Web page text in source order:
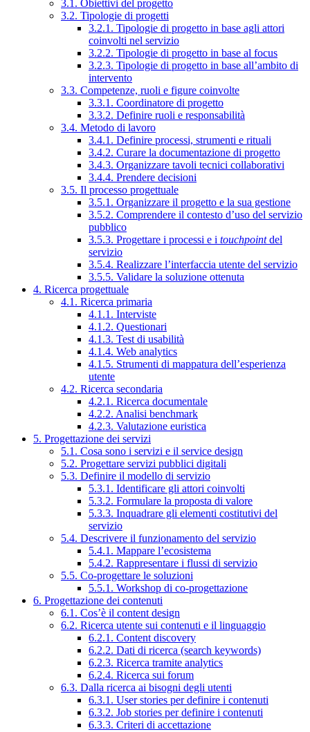
3.1. Obiettivi del progetto
3.2. Tipologie di progetti
3.2.1. Tipologie di progetto in base agli attori
coinvolti nel servizio
3.2.2. Tipologie di progetto in base al focus
3.2.3. Tipologie di progetto in base all’ambito di
intervento
3.3. Competenze, ruoli e figure coinvolte
3.3.1. Coordinatore di progetto
3.3.2. Definire ruoli e responsabilità
3.4. Metodo di lavoro
3.4.1. Definire processi, strumenti e rituali
3.4.2. Curare la documentazione di progetto
3.4.3. Organizzare tavoli tecnici collaborativi
3.4.4. Prendere decisioni
3.5. Il processo progettuale
3.5.1. Organizzare il progetto e la sua gestione
3.5.2. Comprendere il contesto d’uso del servizio
pubblico
3.5.3. Progettare i processi e i touchpointdel
servizio
3.5.4. Realizzare l’interfaccia utente del servizio
3.5.5. Validare la soluzione ottenuta
4. Ricerca progettuale
4.1. Ricerca primaria
4.1.1. Interviste
4.1.2. Questionari
4.1.3. Test di usabilità
4.1.4. Web analytics
4.1.5. Strumenti di mappatura dell’esperienza
utente
4.2. Ricerca secondaria
4.2.1. Ricerca documentale
4.2.2. Analisi benchmark
4.2.3. Valutazione euristica
5. Progettazione dei servizi
5.1. Cosa sono i servizi e il service design
5.2. Progettare servizi pubblici digitali
5.3. Definire il modello di servizio
5.3.1. Identificare gli attori coinvolti
5.3.2. Formulare la proposta di valore
5.3.3. Inquadrare gli elementi costitutivi del
servizio
5.4. Descrivere il funzionamento del servizio
5.4.1. Mappare l’ecosistema
5.4.2. Rappresentare i flussi di servizio
5.5. Co-progettare le soluzioni
5.5.1. Workshop di co-progettazione
6. Progettazione dei contenuti
6.1. Cos’è il content design
6.2. Ricerca utente sui contenuti e il linguaggio
6.2.1. Content discovery
6.2.2. Dati di ricerca (search keywords)
6.2.3. Ricerca tramite analytics
6.2.4. Ricerca sui forum
6.3. Dalla ricerca ai bisogni degli utenti
6.3.1. User stories per definire i contenuti
6.3.2. Job stories per definire i contenuti
6.3.3. Criteri di accettazione